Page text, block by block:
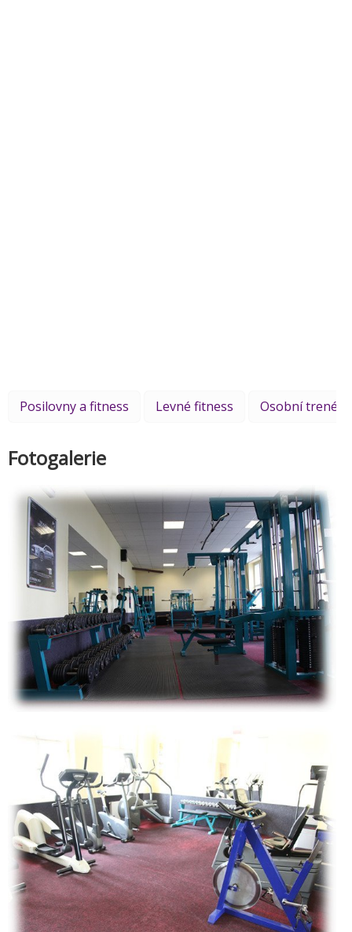
Posilovny a fitness Levné fitness Osobní trenér
Fotogalerie